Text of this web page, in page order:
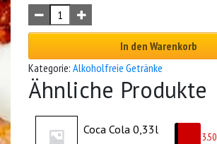
In den Warenkorb
Kategorie: Alkoholfreie Getränke
Ähnliche Produkte
Coca Cola 0,33l
3.50